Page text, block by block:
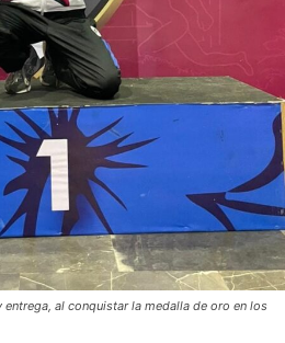
al conquistar la medalla de oro en los